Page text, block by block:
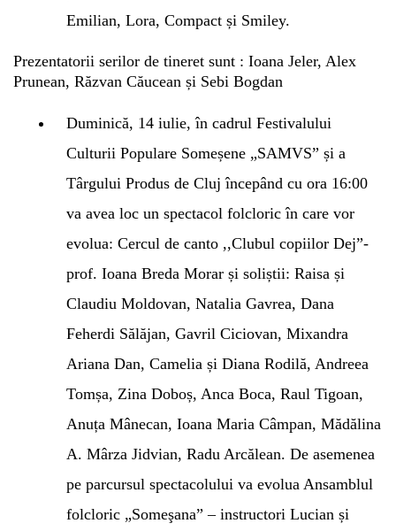
Emilian, Lora, Compact și Smiley.
Prezentatorii serilor de tineret sunt : Ioana Jeler, Alex
Prunean, Răzvan Căucean și Sebi Bogdan
Duminică, 14 iulie, în cadrul Festivalului
Culturii Populare Someșene „SAMVS” și a
Târgului Produs de Cluj începând cu ora 16:00
va avea loc un spectacol folcloric în care vor
evolua: Cercul de canto ,,Clubul copiilor Dej”-
prof. Ioana Breda Morar și soliștii: Raisa și
Claudiu Moldovan, Natalia Gavrea, Dana
Feherdi Sălăjan, Gavril Ciciovan, Mixandra
Ariana Dan, Camelia și Diana Rodilă, Andreea
Tomșa, Zina Doboș, Anca Boca, Raul Tigoan,
Anuța Mânecan, Ioana Maria Câmpan, Mădălina
A. Mârza Jidvian, Radu Arcălean. De asemenea
pe parcursul spectacolului va evolua Ansamblul
folcloric „Someşana” – instructori Lucian și